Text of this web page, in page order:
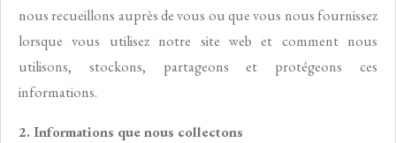
nous recueillons auprès de vous ou que vous nous fournissez
lorsque vous utilisez notre site web et comment nous
utilisons, stockons, partageons et protégeons ces
informations.
2. Informations que nous collectons